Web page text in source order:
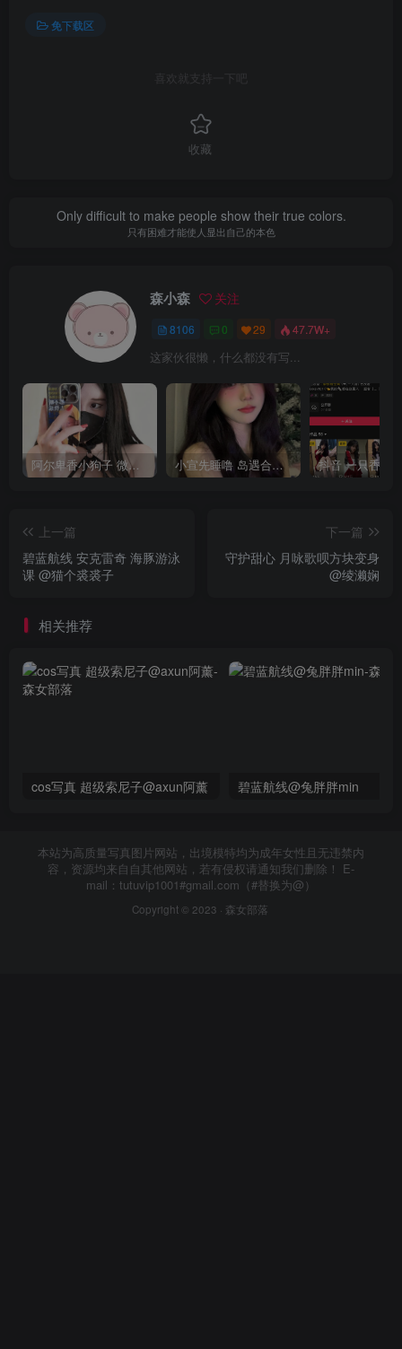
免下载区
喜欢就支持一下吧
收藏
Only difficult to make people show their true colors.
只有困难才能使人显出自己的本色
森小森 关注
8106 0 29 47.7W+
这家伙很懒，什么都没有写...
阿尔卑香小狗子 微密圈合集[40套][持续更新2023.12.14] 小宣先睡噜 岛遇合集[持续更新2025.08.27]
上一篇
碧蓝航线 安克雷奇 海豚游泳
课 @猫个裘裘子
下一篇
守护甜心 月咏歌呗方块变身
@绫濑娴
相关推荐
cos写真 超级索尼子@axun阿薰 碧蓝航线@兔胖胖min
本站为高质量写真图片网站，出境模特均为成年女性且无违禁内
容，资源均来自自其他网站，若有侵权请通知我们删除！ E-
mail：tutuvip1001#gmail.com（#替换为@）
Copyright © 2023 · 森女部落